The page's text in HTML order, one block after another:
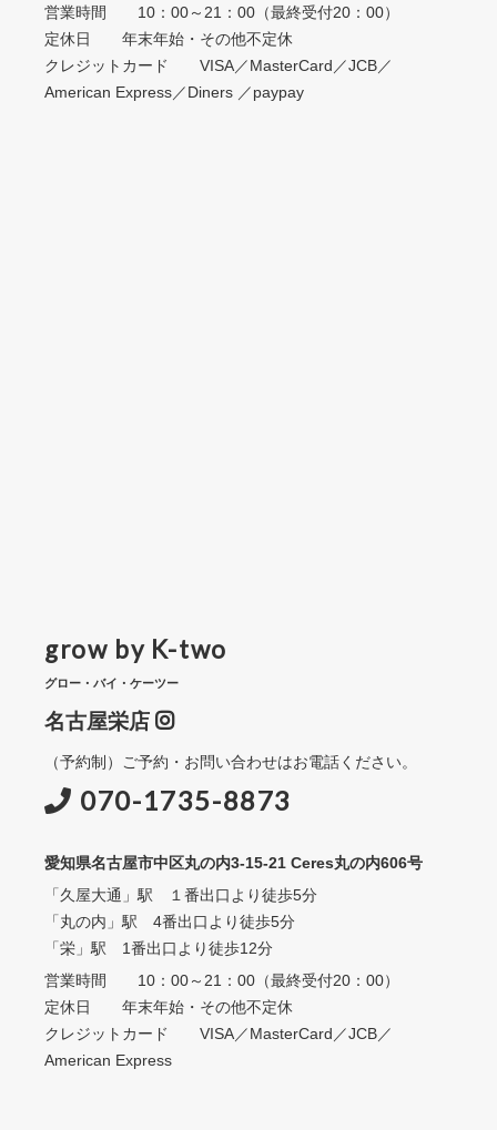
営業時間 10：00～21：00（最終受付20：00）
定休日 年末年始・その他不定休
クレジットカード VISA／MasterCard／JCB／
American Express／Diners ／paypay
grow by K-two
グロー・バイ・ケーツー
名古屋栄店
（予約制）ご予約・お問い合わせはお電話ください。
070-1735-8873
愛知県名古屋市中区丸の内3-15-21 Ceres丸の内606号
「久屋大通」駅 １番出口より徒歩5分
「丸の内」駅 4番出口より徒歩5分
「栄」駅 1番出口より徒歩12分
営業時間 10：00～21：00（最終受付20：00）
定休日 年末年始・その他不定休
クレジットカード VISA／MasterCard／JCB／
American Express